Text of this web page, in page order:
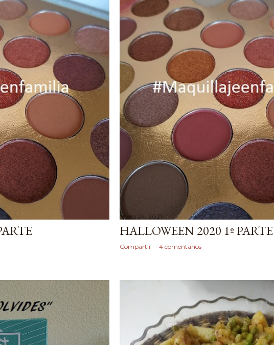
enero 24, 2021
HALLOWEEN 2020 1º PARTE
Compartir 4 comentarios